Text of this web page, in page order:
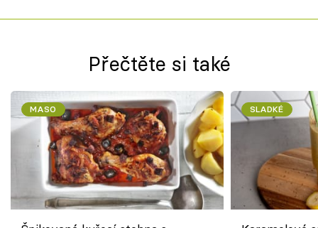
Přečtěte si také
MASO SLADKÉ